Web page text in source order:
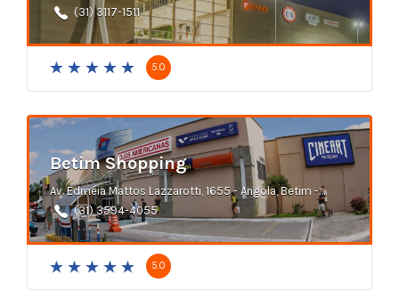
(31) 3117-1511
5.0
Betim Shopping
Av. Edméia Mattos Lazzarotti, 1655 - Angola, Betim - MG
(31) 3594-4055
5.0